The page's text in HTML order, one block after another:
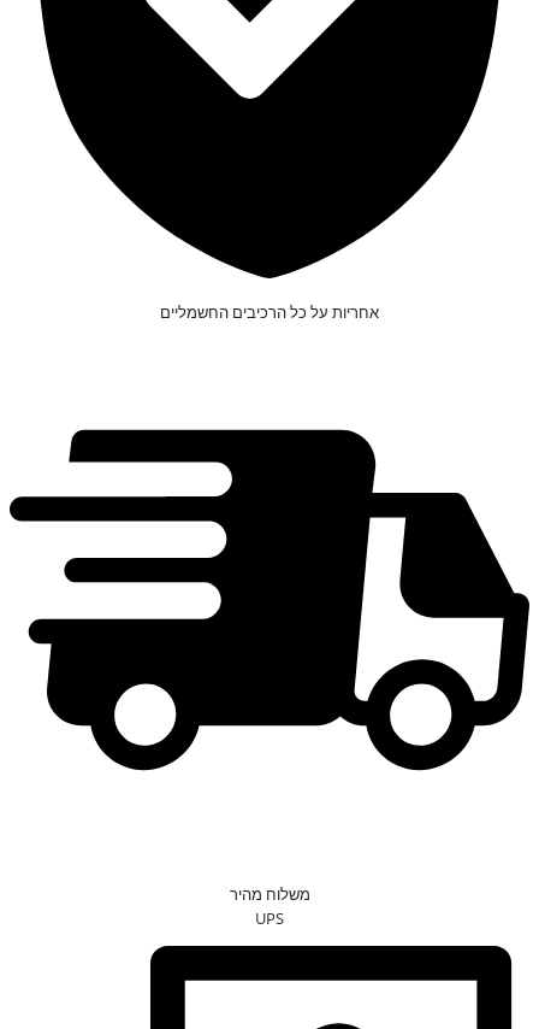
אחריות על כל הרכיבים החשמליים
משלוח מהיר
UPS